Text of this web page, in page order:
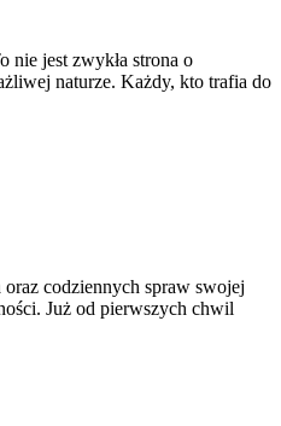
nie jest zwykła strona o
naturze. Każdy, kto trafia do
codziennych spraw swojej
Już od pierwszych chwil